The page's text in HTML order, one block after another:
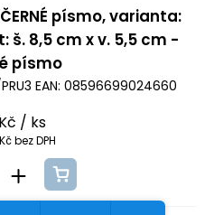
písmo, varianta:
š. 8,5 cm x v. 5,5 cm -
písmo
EAN: 08596699024660
/ ks
bez DPH